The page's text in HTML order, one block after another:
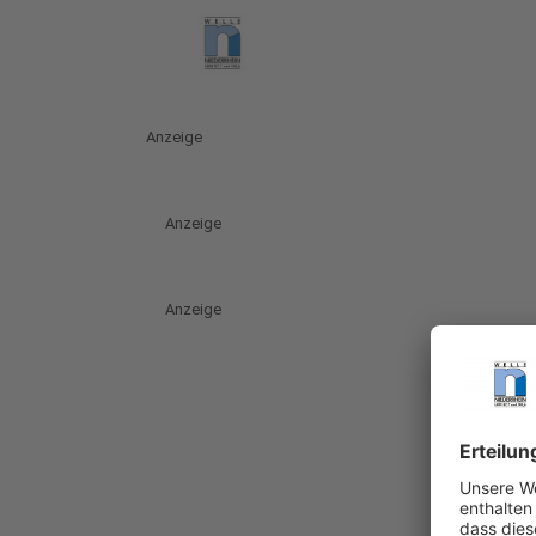
Anzeige
Anzeige
Anzeige